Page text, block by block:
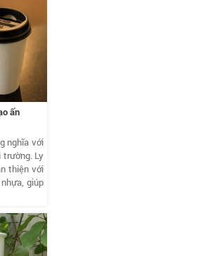
ấn
nghĩa với
trường. Ly
thiện với
giúp